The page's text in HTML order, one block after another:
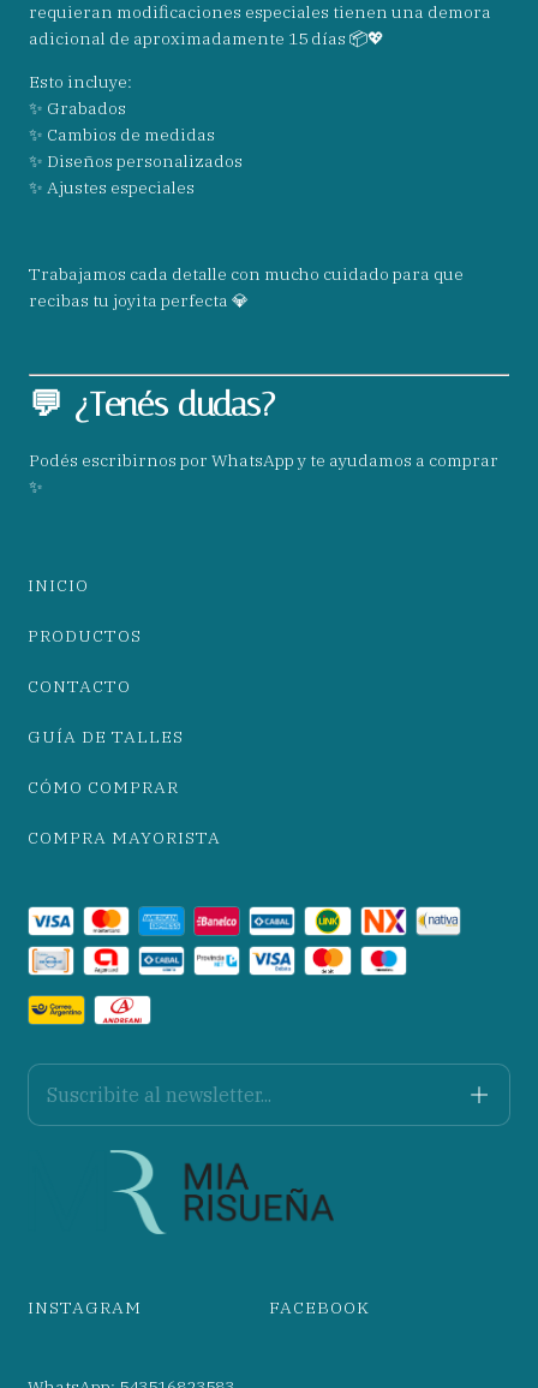
requieran modificaciones especiales tienen una demora
adicional de aproximadamente 15 días 📦💖
Esto incluye:
✨ Grabados
✨ Cambios de medidas
✨ Diseños personalizados
✨ Ajustes especiales
Trabajamos cada detalle con mucho cuidado para que
recibas tu joyita perfecta 💎
💬 ¿Tenés dudas?
Podés escribirnos por WhatsApp y te ayudamos a comprar
✨
INICIO
PRODUCTOS
CONTACTO
GUÍA DE TALLES
CÓMO COMPRAR
COMPRA MAYORISTA
INSTAGRAM FACEBOOK